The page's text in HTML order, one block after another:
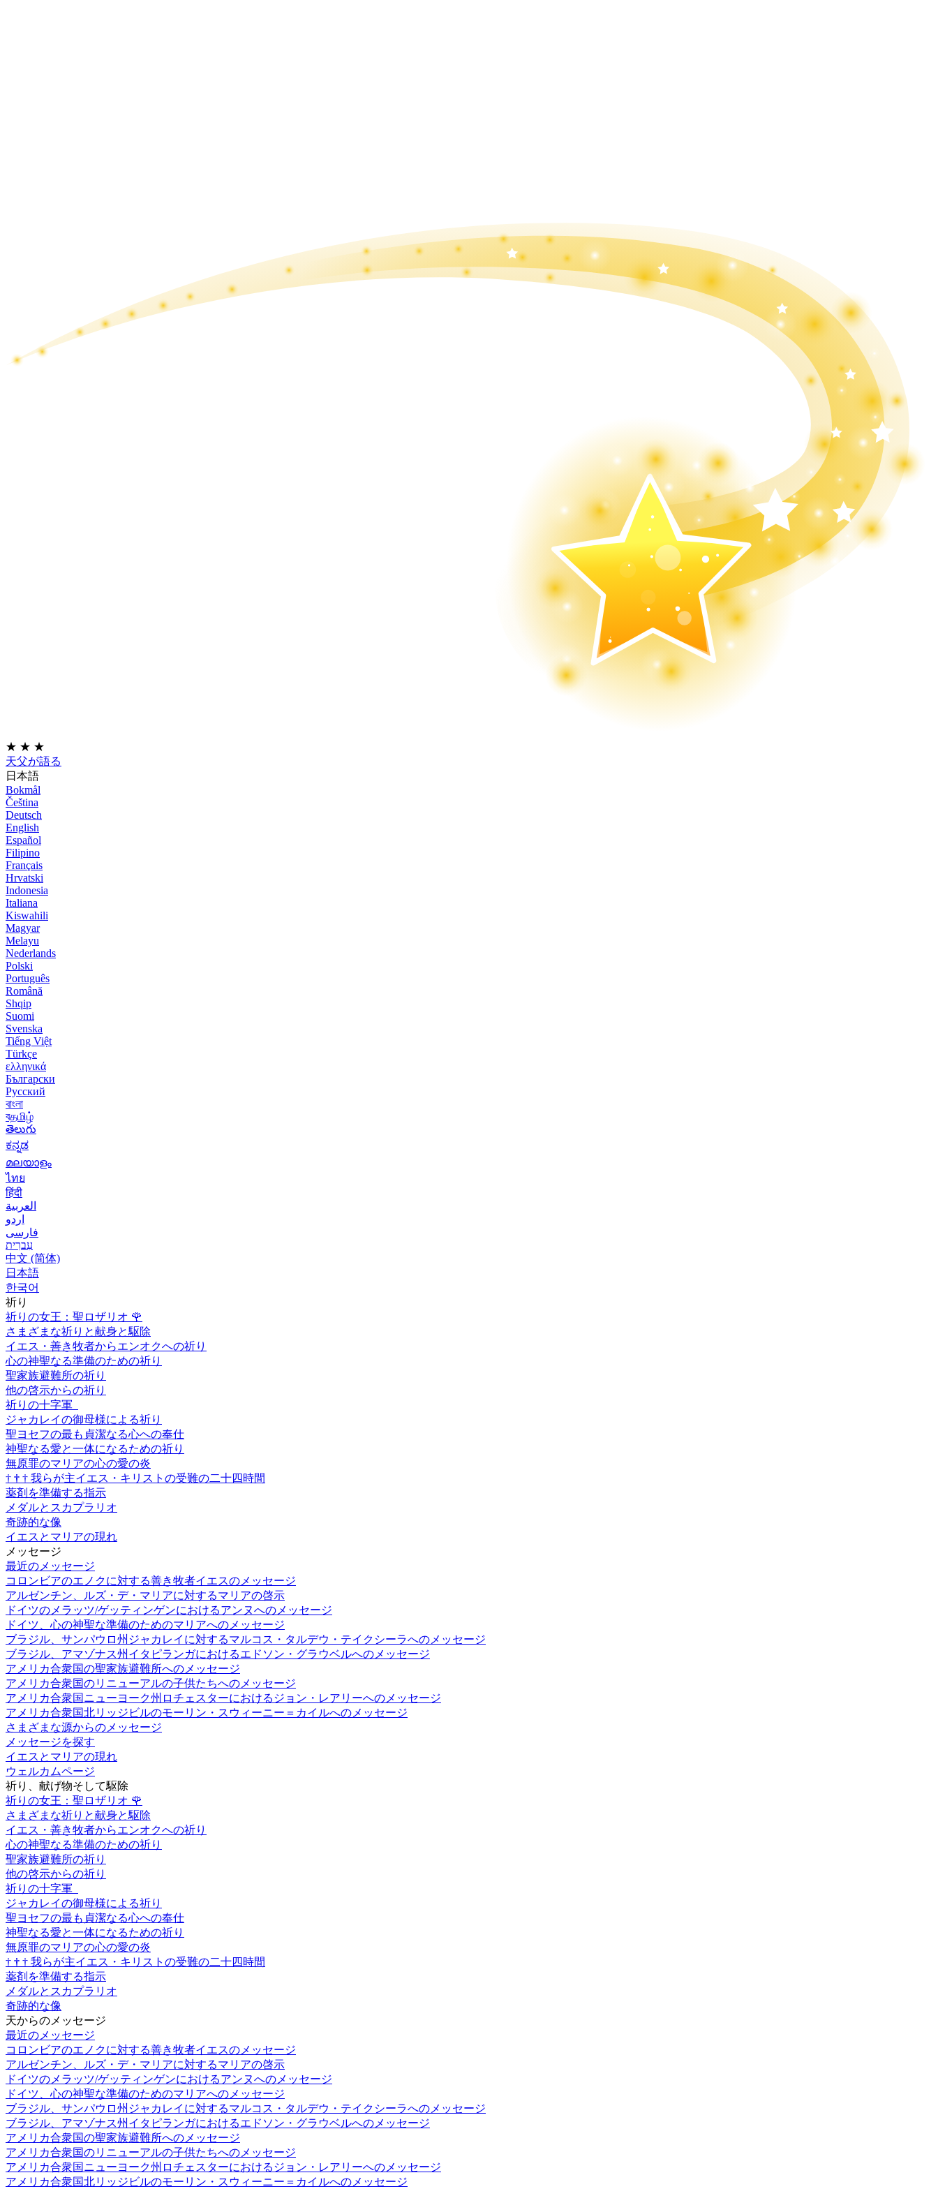
★ ★ ★
天父が語る
日本語
Bokmål
Čeština
Deutsch
English
Español
Filipino
Français
Hrvatski
Indonesia
Italiana
Kiswahili
Magyar
Melayu
Nederlands
Polski
Português
Română
Shqip
Suomi
Svenska
Tiếng Việt
Türkçe
ελληνικά
Български
Русский
বাংলা
বதமிழ்
తెలుగు
ಕನ್ನಡ
മലയാളം
ไทย
हिंदी
العربية
اردو
فارسی
עִברִית
中文 (简体)
日本語
한국어
祈り
祈りの女王：聖ロザリオ 🌹
さまざまな祈りと献身と駆除
イエス・善き牧者からエンオクへの祈り
心の神聖なる準備のための祈り
聖家族避難所の祈り
他の啓示からの祈り
祈りの十字軍
ジャカレイの御母様による祈り
聖ヨセフの最も貞潔なる心への奉仕
神聖なる愛と一体になるための祈り
無原罪のマリアの心の愛の炎
† † † 我らが主イエス・キリストの受難の二十四時間
薬剤を準備する指示
メダルとスカプラリオ
奇跡的な像
イエスとマリアの現れ
メッセージ
最近のメッセージ
コロンビアのエノクに対する善き牧者イエスのメッセージ
アルゼンチン、ルズ・デ・マリアに対するマリアの啓示
ドイツのメラッツ/ゲッティンゲンにおけるアンヌへのメッセージ
ドイツ、心の神聖な準備のためのマリアへのメッセージ
ブラジル、サンパウロ州ジャカレイに対するマルコス・タルデウ・テイクシーラへのメッセージ
ブラジル、アマゾナス州イタピランガにおけるエドソン・グラウベルへのメッセージ
アメリカ合衆国の聖家族避難所へのメッセージ
アメリカ合衆国のリニューアルの子供たちへのメッセージ
アメリカ合衆国ニューヨーク州ロチェスターにおけるジョン・レアリーへのメッセージ
アメリカ合衆国北リッジビルのモーリン・スウィーニー＝カイルへのメッセージ
さまざまな源からのメッセージ
メッセージを探す
イエスとマリアの現れ
ウェルカムページ
祈り、献げ物そして駆除
祈りの女王：聖ロザリオ 🌹
さまざまな祈りと献身と駆除
イエス・善き牧者からエンオクへの祈り
心の神聖なる準備のための祈り
聖家族避難所の祈り
他の啓示からの祈り
祈りの十字軍
ジャカレイの御母様による祈り
聖ヨセフの最も貞潔なる心への奉仕
神聖なる愛と一体になるための祈り
無原罪のマリアの心の愛の炎
† † † 我らが主イエス・キリストの受難の二十四時間
薬剤を準備する指示
メダルとスカプラリオ
奇跡的な像
天からのメッセージ
最近のメッセージ
コロンビアのエノクに対する善き牧者イエスのメッセージ
アルゼンチン、ルズ・デ・マリアに対するマリアの啓示
ドイツのメラッツ/ゲッティンゲンにおけるアンヌへのメッセージ
ドイツ、心の神聖な準備のためのマリアへのメッセージ
ブラジル、サンパウロ州ジャカレイに対するマルコス・タルデウ・テイクシーラへのメッセージ
ブラジル、アマゾナス州イタピランガにおけるエドソン・グラウベルへのメッセージ
アメリカ合衆国の聖家族避難所へのメッセージ
アメリカ合衆国のリニューアルの子供たちへのメッセージ
アメリカ合衆国ニューヨーク州ロチェスターにおけるジョン・レアリーへのメッセージ
アメリカ合衆国北リッジビルのモーリン・スウィーニー＝カイルへのメッセージ